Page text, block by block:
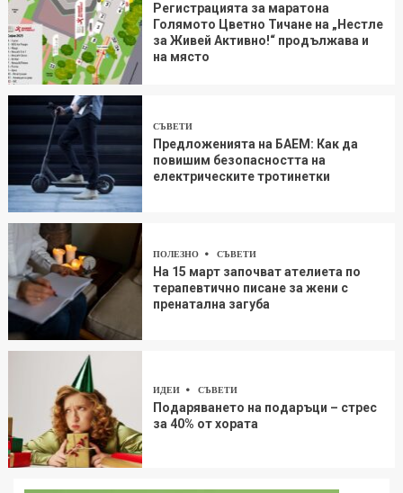
Регистрацията за маратона
Голямото Цветно Тичане на „Нестле
за Живей Aктивно!“ продължава и
на място
СЪВЕТИ
Предложенията на БАЕМ: Как да
повишим безопасността на
електрическите тротинетки
ПОЛЕЗНО СЪВЕТИ
На 15 март започват ателиета по
терапевтично писане за жени с
пренатална загуба
ИДЕИ СЪВЕТИ
Подаряването на подаръци – стрес
за 40% от хората